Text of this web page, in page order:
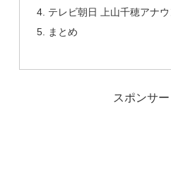
テレビ朝日 上山千穂アナ
まとめ
スポンサ